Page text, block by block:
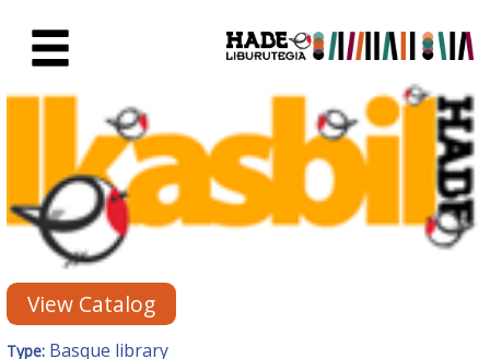
New Books Card - Liburutegia
View Catalog
Type: Basque library